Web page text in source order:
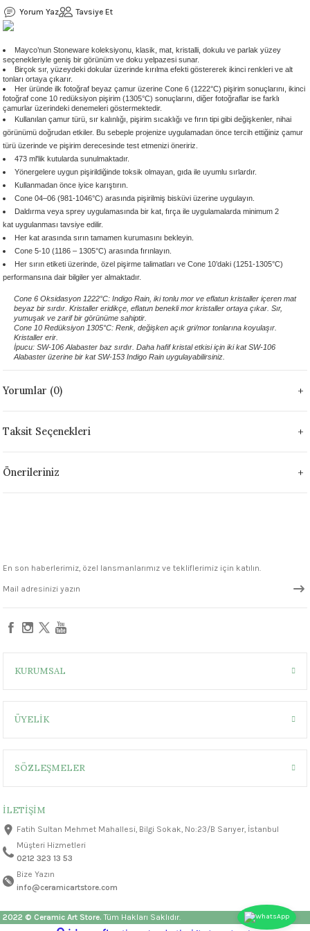
1305 °C
°C
- 1222 °C
- 1046 °C
°C
1046 °C
°C
°C
999 - 1222 °C
1305 °C
Yorum Yaz Tavsiye Et
Mayco’nun Stoneware koleksiyonu, klasik, mat, kristalli, dokulu ve parlak yüzey
seçenekleriyle geniş bir görünüm ve doku yelpazesi sunar.
Birçok sır, yüzeydeki dokular üzerinde kırılma efekti göstererek ikinci renkleri ve alt
tonları ortaya çıkarır.
Her üründe ilk fotoğraf beyaz çamur üzerine Cone 6 (1222°C) pişirim sonuçlarını, ikinci
fotoğraf cone 10 redüksiyon pişirim (1305°C) sonuçlarını, diğer fotoğraflar ise farklı
çamurlar üzerindeki denemeleri göstermektedir.
Kullanılan çamur türü, sır kalınlığı, pişirim sıcaklığı ve fırın tipi gibi değişkenler, nihai
görünümü doğrudan etkiler. Bu sebeple projenize uygulamadan önce tercih ettiğiniz çamur
türü üzerinde ve pişirim derecesinde test etmenizi öneririz.
473 ml'lik kutularda sunulmaktadır.
Yönergelere uygun pişirildiğinde toksik olmayan, gıda ile uyumlu sırlardır.
Kullanmadan önce iyice karıştırın.
Cone 04–06 (981-1046°C) arasında pişirilmiş bisküvi üzerine uygulayın.
Daldırma veya sprey uygulamasında bir kat, fırça ile uygulamalarda minimum 2
kat uygulanması tavsiye edilir.
Her kat arasında sırın tamamen kurumasını bekleyin.
Cone 5-10 (1186 – 1305°C) arasında fırınlayın.
Her sırın etiketi üzerinde, özel pişirme talimatları ve Cone 10’daki (1251-1305°C)
performansına dair bilgiler yer almaktadır.
Cone 6 Oksidasyon 1222°C: Indigo Rain, iki tonlu mor ve eflatun kristaller içeren mat
beyaz bir sırdır. Kristaller eridikçe, eflatun benekli mor kristaller ortaya çıkar. Sır,
yumuşak ve zarif bir görünüme sahiptir.
Cone 10 Redüksiyon 1305°C: Renk, değişken açık gri/mor tonlarına koyulaşır.
Kristaller erir.
İpucu: SW-106 Alabaster baz sırdır. Daha hafif kristal etkisi için iki kat SW-106
Alabaster üzerine bir kat SW-153 Indigo Rain uygulayabilirsiniz.
Yorumlar (0)
Taksit Seçenekleri
Önerileriniz
En son haberlerimiz, özel lansmanlarımız ve tekliflerimiz için katılın.
KURUMSAL
ÜYELİK
SÖZLEŞMELER
İLETİŞİM
Fatih Sultan Mehmet Mahallesi, Bilgi Sokak, No:23/B Sarıyer, İstanbul
Müşteri Hizmetleri
0212 323 13 53
Bize Yazın
info@ceramicartstore.com
2022 © Ceramic Art Store. Tüm Hakları Saklıdır.